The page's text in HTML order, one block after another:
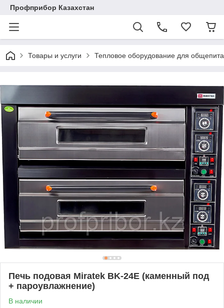
Профприбор Казахстан
Товары и услуги Тепловое оборудование для общепита
Печь подовая Miratek BK-24E (каменный под
+ пароувлажнение)
В наличии